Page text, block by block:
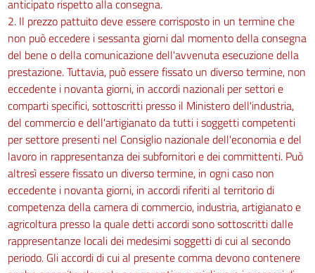
anticipato rispetto alla consegna.
2. Il prezzo pattuito deve essere corrisposto in un termine che
non può eccedere i sessanta giorni dal momento della consegna
del bene o della comunicazione dell'avvenuta esecuzione della
prestazione. Tuttavia, può essere fissato un diverso termine, non
eccedente i novanta giorni, in accordi nazionali per settori e
comparti specifici, sottoscritti presso il Ministero dell'industria,
del commercio e dell'artigianato da tutti i soggetti competenti
per settore presenti nel Consiglio nazionale dell'economia e del
lavoro in rappresentanza dei subfornitori e dei committenti. Può
altresì essere fissato un diverso termine, in ogni caso non
eccedente i novanta giorni, in accordi riferiti al territorio di
competenza della camera di commercio, industria, artigianato e
agricoltura presso la quale detti accordi sono sottoscritti dalle
rappresentanze locali dei medesimi soggetti di cui al secondo
periodo. Gli accordi di cui al presente comma devono contenere